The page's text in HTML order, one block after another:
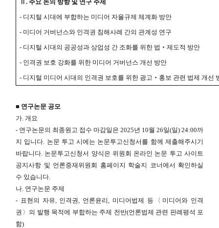
Ⅱ . 주요 논의 방향 및 연구 주제
- 디지털 시대에 부합하는 미디어 자율규제 체계화 방안
- 미디어 거버넌스와 인격권 침해사례 간의 관계성 연구
- 디지털 시대의 공공성과 상업성 간 조화를 위한 법 ‧ 제도적 방안
- 인격권 보호 강화를 위한 미디어 거버넌스 개선 방안
- 디지털 미디어 시대의 인격권 보호를 위한 광고 ‧ 홍보 관련 법제 개선
■ 연구논문 공모
가. 개요
- 연구논문의 최종원고 접수 마감일은 2025년 10월 26일(일) 24:00까
지 입니다. 논문 투고 시에는 논문투고신청서를 함께 제출해주시기
바랍니다. 논문투고신청서 양식은 위원회 온라인 논문 투고 사이트
공지사항 및 언론중재위원회 홈페이지 학술지 코너에서 확인하실
수 있습니다.
나. 연구논문 주제
- 표현의 자유, 인격권, 언론윤리, 미디어법제 등〈미디어와 인격
권〉의 발행 목적에 부합하는 주제 전반(언론법제 관련 판례평석 포
함)